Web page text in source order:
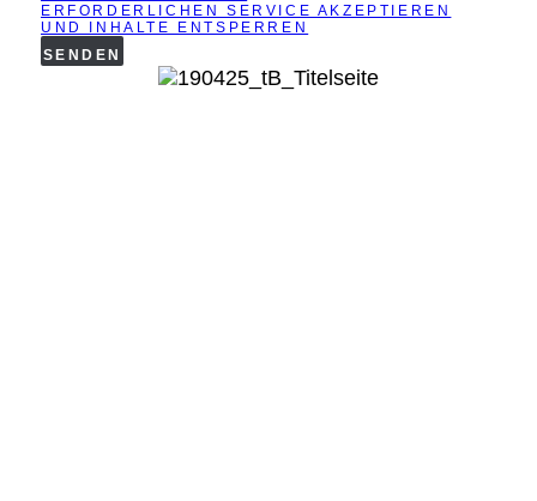
ERFORDERLICHEN SERVICE AKZEPTIEREN
UND INHALTE ENTSPERREN
SENDEN